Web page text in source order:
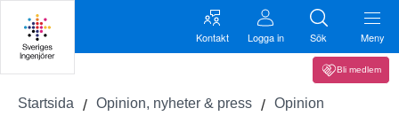
Kontakt Logga in Sök Meny
Bli medlem
Startsida Opinion, nyheter & press
Opinion